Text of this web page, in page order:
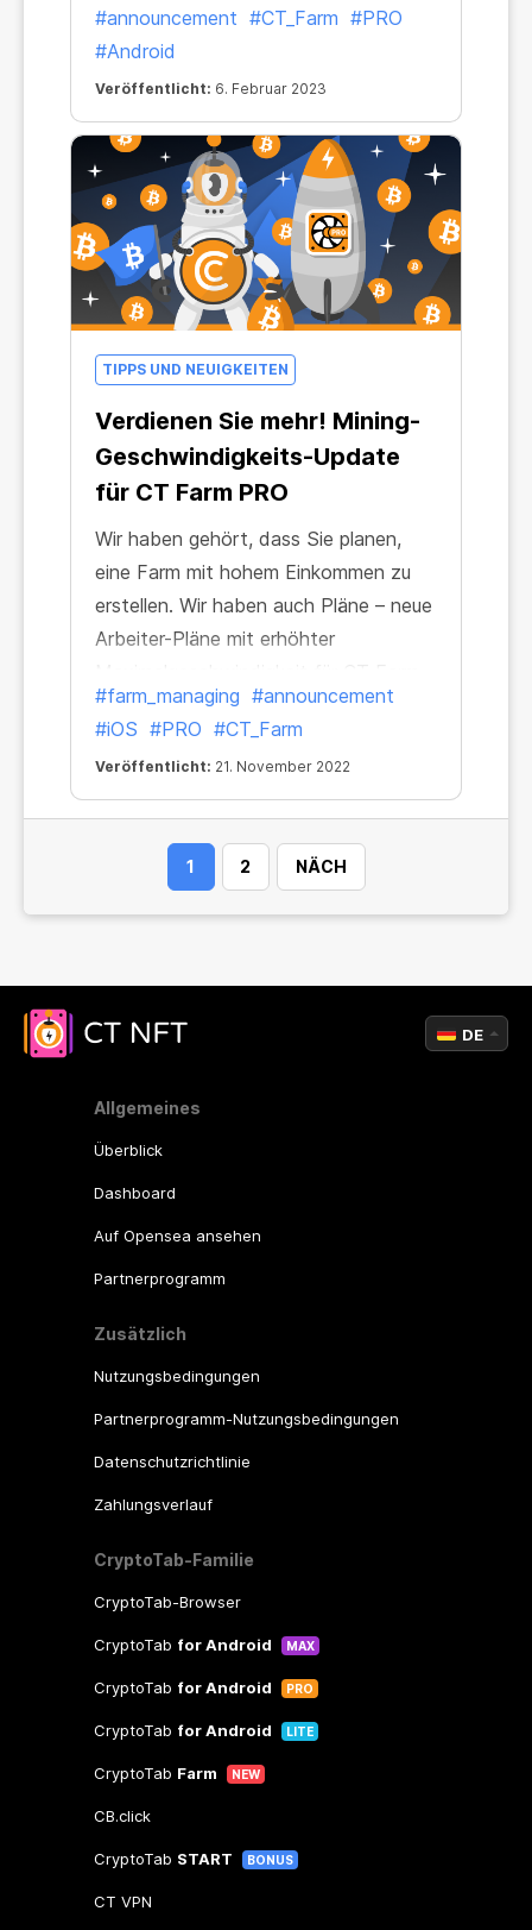
weltweit – von jedem beliebigen
Standort aus.
#announcement #CT_Farm #PRO
#Android
Veröffentlicht: 6. Februar 2023
TIPPS UND NEUIGKEITEN
Verdienen Sie mehr! Mining-
Geschwindigkeits-Update
für CT Farm PRO
Wir haben gehört, dass Sie planen,
eine Farm mit hohem Einkommen zu
erstellen. Wir haben auch Pläne – neue
Arbeiter-Pläne mit erhöhter
Pro auf iOS. Das passt zusammen!
#farm_managing #announcement
#iOS #PRO #CT_Farm
Veröffentlicht: 21. November 2022
1 2 NÄCH
Allgemeines
Überblick
Dashboard
Auf Opensea ansehen
Partnerprogramm
Zusätzlich
Nutzungsbedingungen
Partnerprogramm-Nutzungsbedingungen
Datenschutzrichtlinie
Zahlungsverlauf
CryptoTab-Familie
CryptoTab-Browser
CryptoTab for Android MAX
CryptoTab for Android PRO
CryptoTab for Android LITE
CryptoTab Farm NEW
CB.click
CryptoTab START BONUS
CT VPN
DE